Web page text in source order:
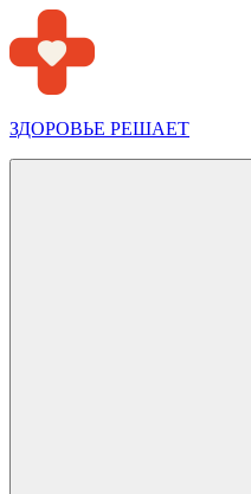
Перейти
к
содержимому
ЗДОРОВЬЕ РЕШАЕТ